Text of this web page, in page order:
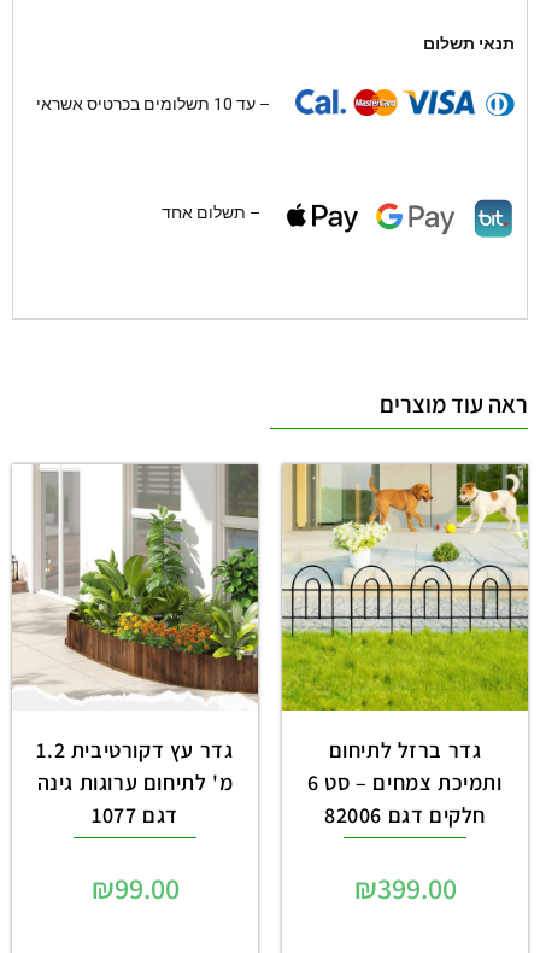
תנאי תשלום
– עד 10 תשלומים בכרטיס אשראי
– תשלום אחד
ראה עוד מוצרים
גדר ברזל לתיחום
ותמיכת צמחים – סט 6
חלקים דגם 82006
₪399.00
גדר עץ דקורטיבית 1.2
מ' לתיחום ערוגות גינה
דגם 1077
₪99.00